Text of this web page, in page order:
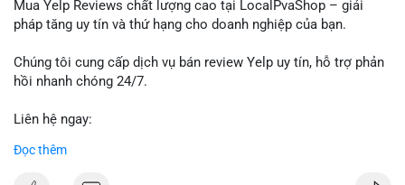
lời ngắn hạn. Ngược lại, nếu điểm đến là ví lạnh đa chữ ký, đây
được theo dõi chặt chẽ trong 24-48 giờ tới vì có thể kéo theo
biến động giá cục bộ.
Lời khuyên: Nhà đầu tư nhỏ lẻ nên quan sát phản ứng giá tại
nhận dòng tiền tiếp theo từ địa chỉ nhận để đánh giá xu hướng
Mua Yelp Reviews chất lượng cao tại LocalPvaShop – giải
pháp tăng uy tín và thứ hạng cho doanh nghiệp của bạn.
Chúng tôi cung cấp dịch vụ bán review Yelp uy tín, hỗ trợ phản
hồi nhanh chóng 24/7.
Liên hệ ngay:
✈️ Telegram: @localpvashop
Đọc thêm